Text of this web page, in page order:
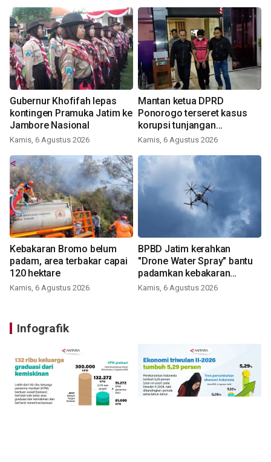
Gubernur Khofifah lepas
kontingen Pramuka Jatim ke
Jambore Nasional
Kamis, 6 Agustus 2026
Mantan ketua DPRD
Ponorogo terseret kasus
korupsi tunjangan
perumahan
Kamis, 6 Agustus 2026
Kebakaran Bromo belum
padam, area terbakar capai
120 hektare
Kamis, 6 Agustus 2026
BPBD Jatim kerahkan
"Drone Water Spray" bantu
padamkan kebakaran
Bromo
Kamis, 6 Agustus 2026
Infografik